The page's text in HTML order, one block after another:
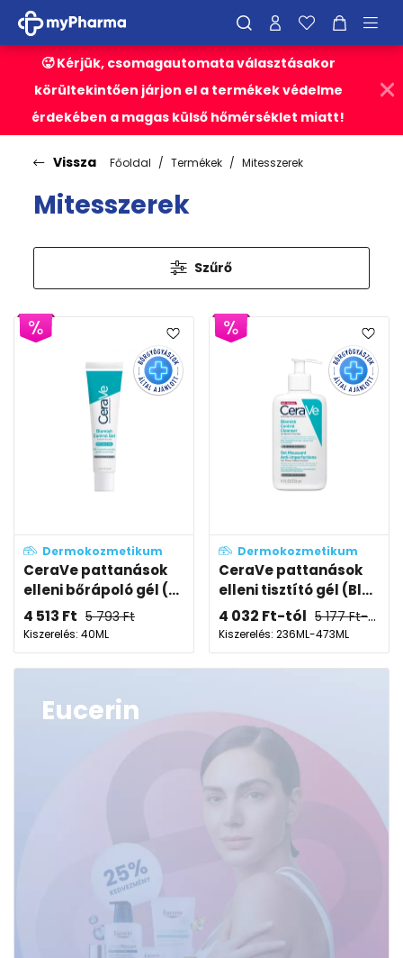
🥵 Kérjük, csomagautomata választásakor
körültekintően járjon el a termékek védelme
érdekében a magas külső hőmérséklet miatt!
Vissza Főoldal Termékek Mitesszerek
Mitesszerek
Szűrő
Dermokozmetikum
CeraVe pattanások
elleni bőrápoló gél (...
4 513 Ft 5 793Ft
Kiszerelés: 40ML
Dermokozmetikum
CeraVe pattanások
elleni tisztító gél (Bl...
4 032 Ft-tól 5 177Ft-tól
Kiszerelés: 236ML-473ML
Eucerin